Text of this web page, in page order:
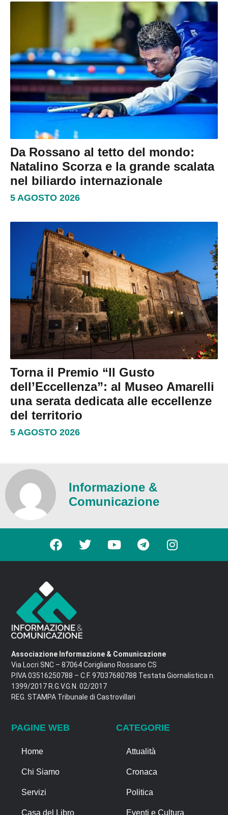
Da Rossano al tetto del mondo:
Natalino Scorza e la grande scalata
nel biliardo internazionale
5 AGOSTO 2026
Torna il Premio “Il Gusto
dell’Eccellenza”: al Museo Amarelli
una serata dedicata alle eccellenze
del territorio
5 AGOSTO 2026
Informazione &
Comunicazione
Associazione Informazione & Comunicazione
Via Locri SNC – 87064 Corigliano Rossano CS
P.IVA 03516250788 – C.F. 97037680788 Testata Giornalistica n.
1399/2017 R.G.V.G.N. 02/2017
REG. STAMPA Tribunale di Castrovillari
PAGINE WEB
Home
Chi Siamo
Servizi
Casa del Libro
CATEGORIE
Attualità
Cronaca
Politica
Eventi e Cultura